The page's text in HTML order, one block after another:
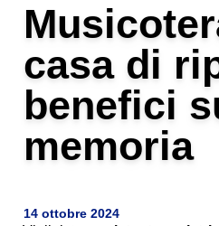
casa di
benefici
memoria
14 ottobre 2024